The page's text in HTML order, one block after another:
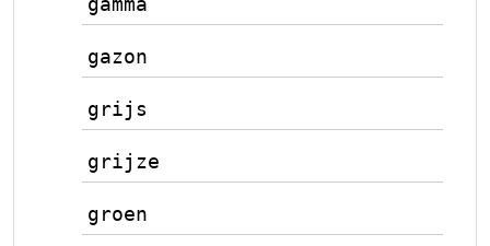
gazon
grijs
grijze
groen